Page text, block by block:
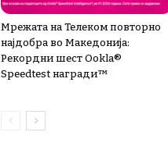
Мрежата на Телеком повторно
најдобра во Македонија:
Рекордни шест Ookla®
Speedtest награди™